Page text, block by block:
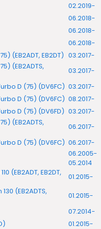
02.2019-
06.2018-
06.2018-
06.2018-
(EB2ADT, EB2DT) 03.2017-
(EB2ADTS,
03.2017-
D (75) (DV6FC) 03.2017-
D (75) (DV6FC) 08.2017-
D (75) (DV6FD) 03.2017-
(EB2ADTS,
06.2017-
D (75) (DV6FC) 06.2017-
06.2005-
05.2014
(EB2ADT, EB2DT,
01.2015-
(EB2ADTS,
01.2015-
07.2014-
01.2015-